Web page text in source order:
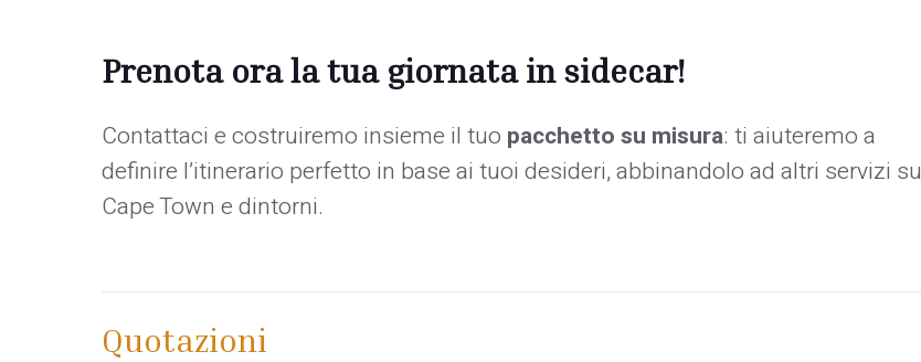
Prenota ora la tua giornata in sidecar!
Contattaci e costruiremo insieme il tuo pacchetto su misura: ti aiuteremo a
definire l’itinerario perfetto in base ai tuoi desideri, abbinandolo ad altri servizi su
Cape Town e dintorni.
Quotazioni